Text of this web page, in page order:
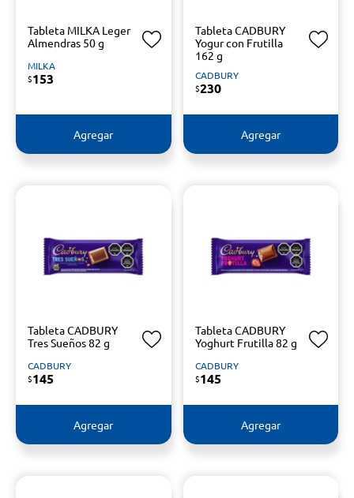
Tableta MILKA Leger
Almendras 50 g
MILKA
$153
Agregar
Tableta CADBURY
Yogur con Frutilla
162 g
CADBURY
$230
Agregar
Tableta CADBURY
Tres Sueños 82 g
CADBURY
$145
Agregar
Tableta CADBURY
Yoghurt Frutilla 82 g
CADBURY
$145
Agregar